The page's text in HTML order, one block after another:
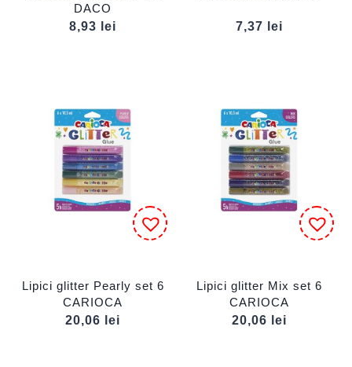
DACO
8,93
lei 7,37 lei
Lipici glitter Pearly set 6
CARIOCA
20,06
lei
Lipici glitter Mix set 6
CARIOCA
20,06
lei